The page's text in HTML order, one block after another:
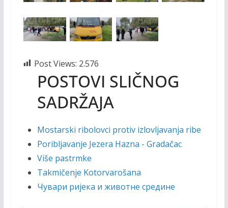
Post Views: 2.576
POSTOVI SLIČNOG
SADRŽAJA
Mostarski ribolovci protiv izlovljavanja ribe
Poribljavanje Jezera Hazna - Gradačac
Više pastrmke
Takmičenje Kotorvarošana
Чувари ријека и животне средине